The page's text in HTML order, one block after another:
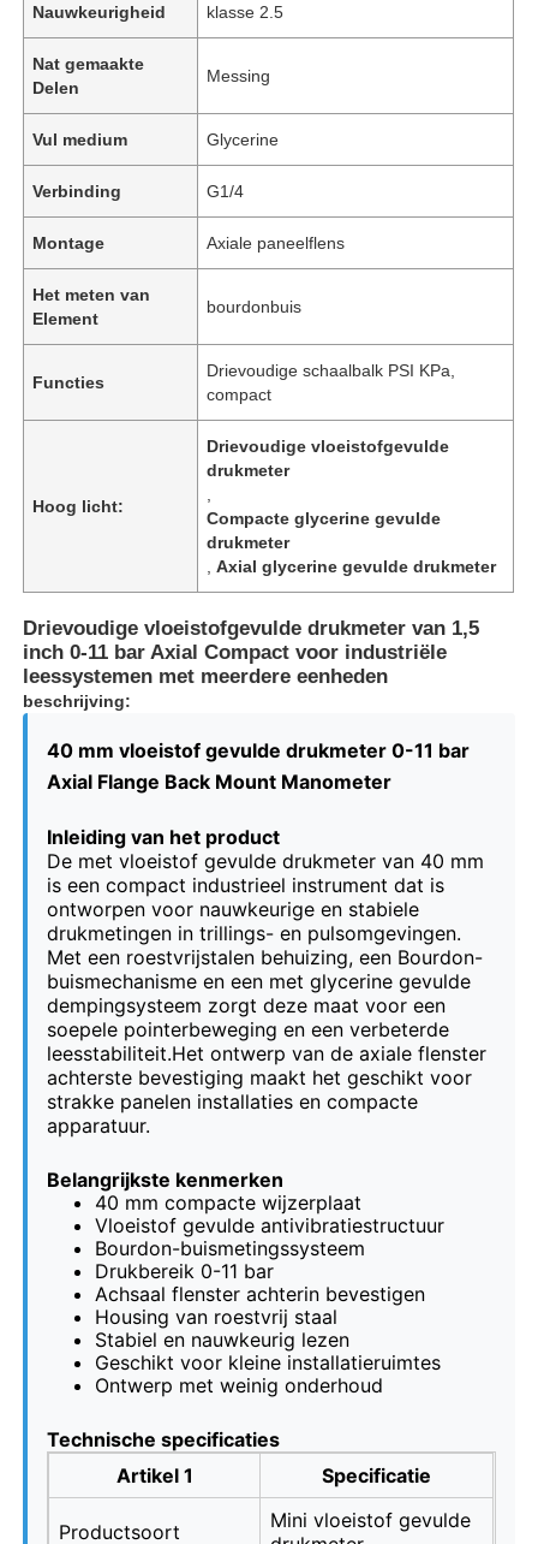
Thuis
Producten
Over ons
Fabrieksreis
Contacteer ons
Vraag een offerte aan
Drukmeter van roestvrij staal
schokbestendige drukmeter
Temperatuur- en manometer
Nauwkeurigheid klasse 2.5
Nat gemaakte
Delen
Messing
Vul medium Glycerine
Verbinding G1/4
Montage Axiale paneelflens
Het meten van
Element
bourdonbuis
Functies
Drievoudige schaalbalk PSI KPa,
compact
Hoog licht:
Drievoudige vloeistofgevulde
drukmeter
Compacte glycerine gevulde
drukmeter
,Axial glycerine gevulde drukmeter
Drievoudige vloeistofgevulde drukmeter van 1,5
inch 0-11 bar Axial Compact voor industriële
leessystemen met meerdere eenheden
beschrijving:
40 mm vloeistof gevulde drukmeter 0-11 bar
Axial Flange Back Mount Manometer
Inleiding van het product
De met vloeistof gevulde drukmeter van 40 mm
is een compact industrieel instrument dat is
ontworpen voor nauwkeurige en stabiele
drukmetingen in trillings- en pulsomgevingen.
Met een roestvrijstalen behuizing, een Bourdon-
buismechanisme en een met glycerine gevulde
dempingsysteem zorgt deze maat voor een
soepele pointerbeweging en een verbeterde
leesstabiliteit.Het ontwerp van de axiale flenster
achterste bevestiging maakt het geschikt voor
strakke panelen installaties en compacte
apparatuur.
Belangrijkste kenmerken
40 mm compacte wijzerplaat
Vloeistof gevulde antivibratiestructuur
Bourdon-buismetingssysteem
Drukbereik 0-11 bar
Achsaal flenster achterin bevestigen
Housing van roestvrij staal
Stabiel en nauwkeurig lezen
Geschikt voor kleine installatieruimtes
Ontwerp met weinig onderhoud
Technische specificaties
Artikel 1
Specificatie
Productsoort
Mini vloeistof gevulde